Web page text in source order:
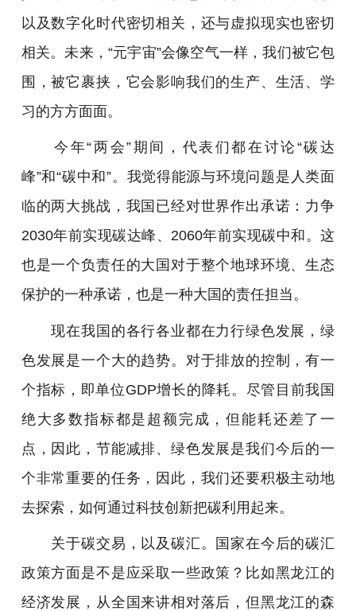
以及数字化时代密切相关，还与虚拟现实也密切
相关。未来，“元宇宙”会像空气一样，我们被它包
围，被它裹挟，它会影响我们的生产、生活、学
习的方方面面。
今年“两会”期间，代表们都在讨论“碳达
峰”和“碳中和”。我觉得能源与环境问题是人类面
临的两大挑战，我国已经对世界作出承诺：力争
2030年前实现碳达峰、2060年前实现碳中和。这
也是一个负责任的大国对于整个地球环境、生态
保护的一种承诺，也是一种大国的责任担当。
现在我国的各行各业都在力行绿色发展，绿
色发展是一个大的趋势。对于排放的控制，有一
个指标，即单位GDP增长的降耗。尽管目前我国
绝大多数指标都是超额完成，但能耗还差了一
点，因此，节能减排、绿色发展是我们今后的一
个非常重要的任务，因此，我们还要积极主动地
去探索，如何通过科技创新把碳利用起来。
关于碳交易，以及碳汇。国家在今后的碳汇
政策方面是不是应采取一些政策？比如黑龙江的
经济发展，从全国来讲相对落后，但黑龙江的森